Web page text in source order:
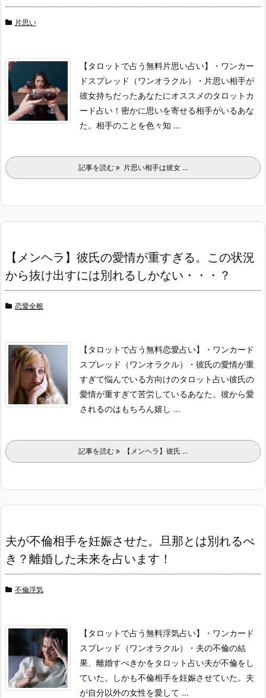
片思い
【タロットで占う無料片思い占い】
・ワンカー
ドスプレッド（ワンオラクル）
・片思い相手が
彼女持ちだったあなたにオススメのタロットカ
ード占い！ 密かに思いを寄せる相手がいるあな
た。 相手のことを色々知 ...
記事を読む 片思い相手は彼女 ...
【メンヘラ】彼氏の愛情が重すぎる。この状況
から抜け出すには別れるしかない・・・？
恋愛全般
【タロットで占う無料恋愛占い】
・ワンカード
スプレッド（ワンオラクル）
・彼氏の愛情が重
すぎて悩んでいる方向けのタロット占い彼氏の
愛情が重すぎて苦労しているあなた。 彼から愛
されるのはもちろん嬉し ...
記事を読む 【メンヘラ】彼氏 ...
夫が不倫相手を妊娠させた。旦那とは別れるべ
き？離婚した未来を占います！
不倫浮気
【タロットで占う無料浮気占い】
・ワンカード
スプレッド（ワンオラクル）
・夫の不倫の結
果、離婚すべきかをタロット占い夫が不倫をし
ていた。しかも不倫相手を妊娠させていた。 夫
が自分以外の女性を愛して ...